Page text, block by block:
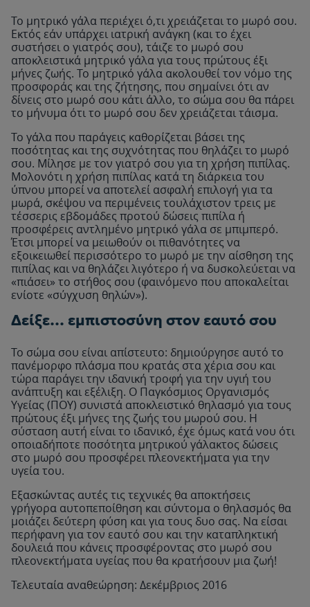
Το μητρικό γάλα περιέχει ό,τι χρειάζεται το μωρό σου.
Εκτός εάν υπάρχει ιατρική ανάγκη (και το έχει
συστήσει ο γιατρός σου), τάιζε το μωρό σου
αποκλειστικά μητρικό γάλα για τους πρώτους έξι
μήνες ζωής. Το μητρικό γάλα ακολουθεί τον νόμο της
προσφοράς και της ζήτησης, που σημαίνει ότι αν
δίνεις στο μωρό σου κάτι άλλο, το σώμα σου θα πάρει
το μήνυμα ότι το μωρό σου δεν χρειάζεται τάισμα.
Το γάλα που παράγεις καθορίζεται βάσει της
ποσότητας και της συχνότητας που θηλάζει το μωρό
σου. Μίλησε με τον γιατρό σου για τη χρήση πιπίλας.
Μολονότι η χρήση πιπίλας κατά τη διάρκεια του
ύπνου μπορεί να αποτελεί ασφαλή επιλογή για τα
μωρά, σκέψου να περιμένεις τουλάχιστον τρεις με
τέσσερις εβδομάδες προτού δώσεις πιπίλα ή
προσφέρεις αντλημένο μητρικό γάλα σε μπιμπερό.
Έτσι μπορεί να μειωθούν οι πιθανότητες να
εξοικειωθεί περισσότερο το μωρό με την αίσθηση της
πιπίλας και να θηλάζει λιγότερο ή να δυσκολεύεται να
«πιάσει» το στήθος σου (φαινόμενο που αποκαλείται
ενίοτε «σύγχυση θηλών»).
Δείξε… εμπιστοσύνη στον εαυτό σου
Το σώμα σου είναι απίστευτο: δημιούργησε αυτό το
πανέμορφο πλάσμα που κρατάς στα χέρια σου και
τώρα παράγει την ιδανική τροφή για την υγιή του
ανάπτυξη και εξέλιξη. Ο Παγκόσμιος Οργανισμός
Υγείας (ΠΟΥ) συνιστά αποκλειστικό θηλασμό για τους
πρώτους έξι μήνες της ζωής του μωρού σου. Η
σύσταση αυτή είναι το ιδανικό, έχε όμως κατά νου ότι
οποιαδήποτε ποσότητα μητρικού γάλακτος δώσεις
στο μωρό σου προσφέρει πλεονεκτήματα για την
υγεία του.
Εξασκώντας αυτές τις τεχνικές θα αποκτήσεις
γρήγορα αυτοπεποίθηση και σύντομα ο θηλασμός θα
μοιάζει δεύτερη φύση και για τους δυο σας. Να είσαι
περήφανη για τον εαυτό σου και την καταπληκτική
δουλειά που κάνεις προσφέροντας στο μωρό σου
πλεονεκτήματα υγείας που θα κρατήσουν μια ζωή!
Τελευταία αναθεώρηση: Δεκέμβριος 2016